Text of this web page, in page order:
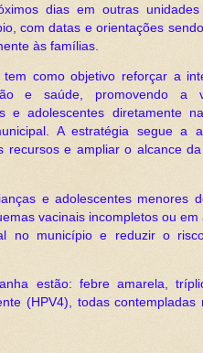
dias em outras
com datas e orientações
às famílias.
tem como objetivo reforçar a
e saúde, promovendo a
e adolescentes diretamente
A estratégia segue a
recursos e ampliar o alcance
e adolescentes menores
vacinais incompletos ou em
no município e reduzir o
estão: febre amarela,
(HPV4), todas contempladas